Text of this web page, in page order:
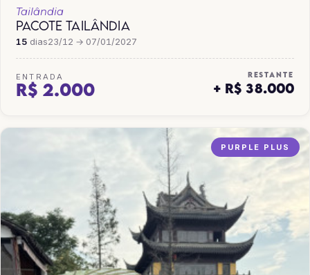
Tailândia
PACOTE TAILÂNDIA
15 dias23/12 → 07/01/2027
ENTRADA
R$ 2.000
RESTANTE
+ R$ 38.000
PURPLE PLUS